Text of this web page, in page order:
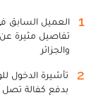
1
العميل السابق
تفاصيل مثيرة عن
والجزائر
2
بدفع كفالة تصل إلى 20 ألف